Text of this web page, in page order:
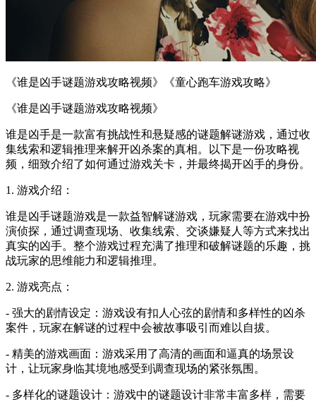
《谁是凶手谜题游戏攻略视频》《童心跑车游戏攻略》
《谁是凶手谜题游戏攻略视频》
谁是凶手是一款富有挑战性和悬疑感的谜题解谜游戏，通过收
集线索和逻辑推理来解开凶杀案的真相。以下是一份攻略视
频，细致介绍了如何通过游戏关卡，并最终揭开凶手的身份。
1. 游戏介绍：
谁是凶手谜题游戏是一款益智解谜游戏，玩家需要在游戏中扮
演侦探，通过调查现场、收集线索、交谈嫌疑人等方式来找出
真实的凶手。整个游戏过程充满了推理和破解谜题的乐趣，挑
战玩家的思维能力和逻辑推理。
2. 游戏亮点：
- 强大的剧情设定：游戏设有扣人心弦的剧情和多样性的凶杀
案件，玩家在解谜的过程中会被故事吸引而难以自拔。
- 精美的游戏画面：游戏采用了高清的画面和逼真的场景设
计，让玩家身临其境地感受到调查现场的紧张氛围。
- 多样化的谜题设计：游戏中的谜题设计非常丰富多样，需要